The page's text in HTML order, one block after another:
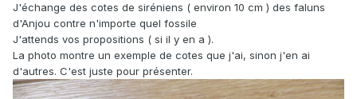
J'échange des cotes de siréniens ( environ 10 cm ) des faluns
d'Anjou contre n'importe quel fossile
J'attends vos propositions ( si il y en a ).
La photo montre un exemple de cotes que j'ai, sinon j'en ai
d'autres. C'est juste pour présenter.